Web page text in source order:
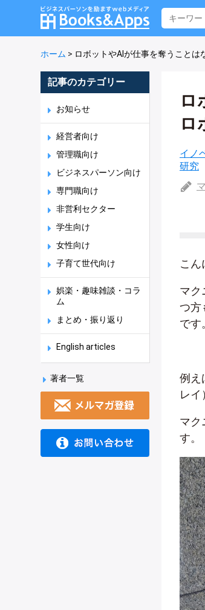
ホーム > ロボットやAIが仕事を奪うことは
記事のカテゴリー
お知らせ
経営者向け
管理職向け
ビジネスパーソン向け
専門職向け
非営利セクター
学生向け
女性向け
子育て世代向け
娯楽・趣味雑談・コラ
ム
まとめ・振り返り
English articles
著者一覧
ロ
ロ
イノ
研究
こん
マク
つ方
です
例え
レイ
マク
す。